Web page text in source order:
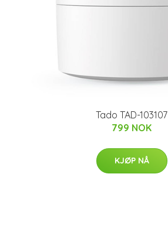
Tado TAD-103107
799 NOK
KJØP NÅ